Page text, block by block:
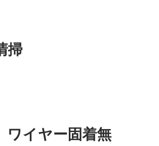
掃
ワイヤー固着無